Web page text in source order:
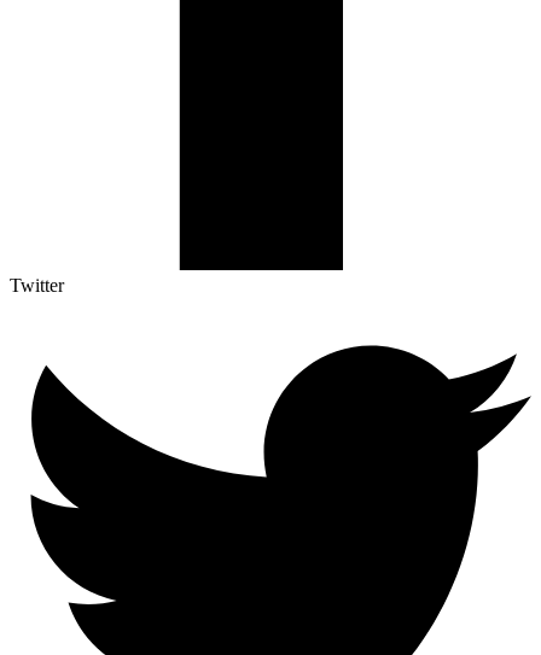
Twitter